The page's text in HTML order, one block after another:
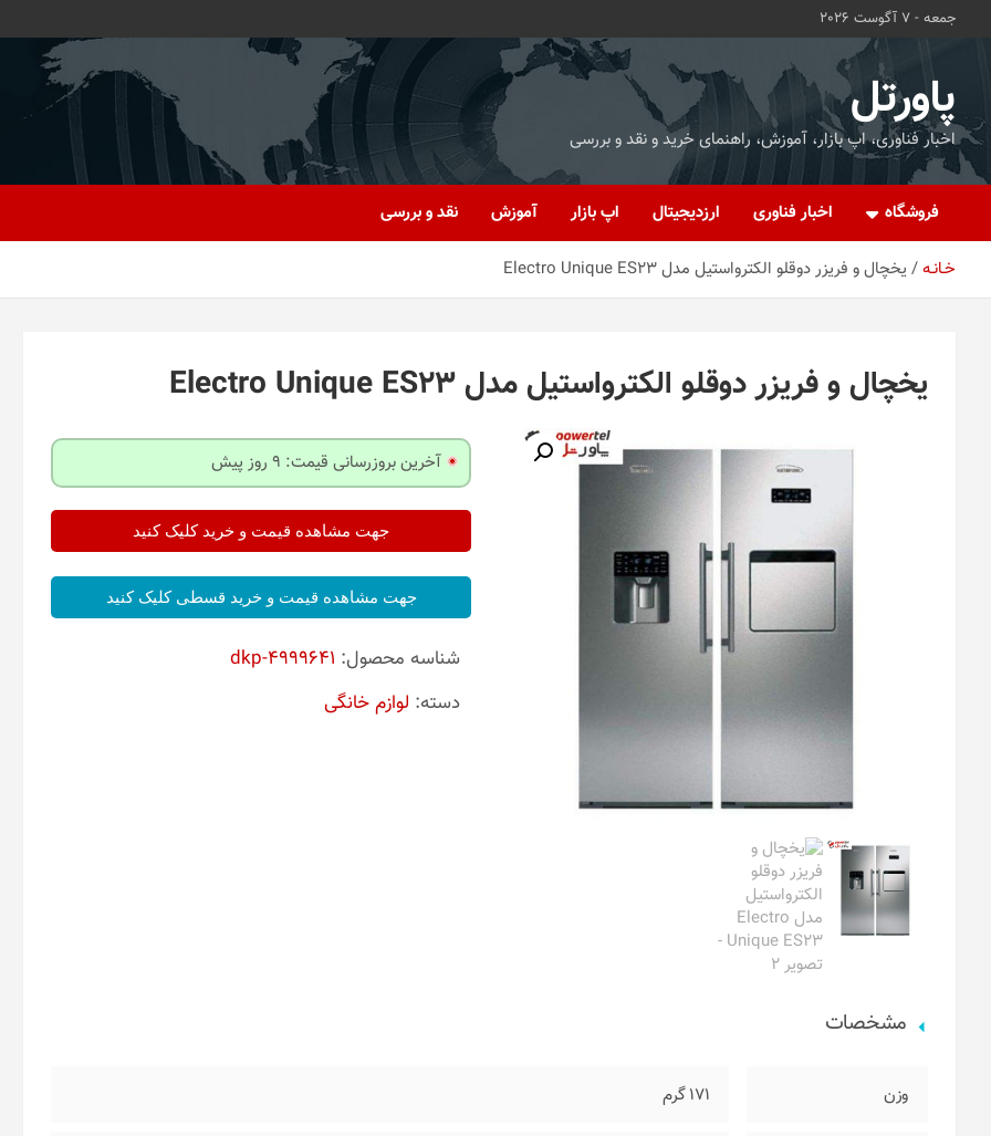
جمعه - 7 آگوست 2026
پاورتل
اخبار فناوری، اپ بازار، آموزش، راهنمای خرید و نقد و بررسی
فروشگاه اخبار فناوری ارزدیجیتال اپ بازار آموزش نقد و بررسی
خـانـه یخچال و فریزر دوقلو الکترواستیل مدل Electro Unique ES23
یخچال و فریزر دوقلو الکترواستیل مدل Electro Unique ES23
آخرین بروزرسانی قیمت: 9 روز پیش
جهت مشاهده قیمت و خرید کلیک کنید
جهت مشاهده قیمت و خرید قسطی کلیک کنید
شناسه محصول: dkp-4999641
دسته: لوازم خانگی
مشخصات
وزن 171 گرم